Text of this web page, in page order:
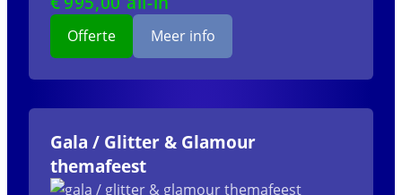
Offerte Meer info
Gala / Glitter & Glamour
themafeest